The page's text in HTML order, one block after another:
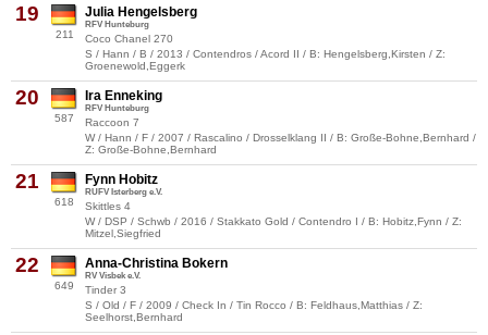
19
211
Julia Hengelsberg
RFV Hunteburg
Coco Chanel 270
S / Hann / B / 2013 / Contendros / Acord II / B: Hengelsberg,Kirsten / Z:
Groenewold,Eggerk
20
587
Ira Enneking
RFV Hunteburg
Raccoon 7
W / Hann / F / 2007 / Rascalino / Drosselklang II / B: Große-Bohne,Bernhard /
Z: Große-Bohne,Bernhard
21
618
Fynn Hobitz
RUFV Isterberg e.V.
Skittles 4
W / DSP / Schwb / 2016 / Stakkato Gold / Contendro I / B: Hobitz,Fynn / Z:
Mitzel,Siegfried
22
649
Anna-Christina Bokern
RV Visbek e.V.
Tinder 3
S / Old / F / 2009 / Check In / Tin Rocco / B: Feldhaus,Matthias / Z:
Seelhorst,Bernhard